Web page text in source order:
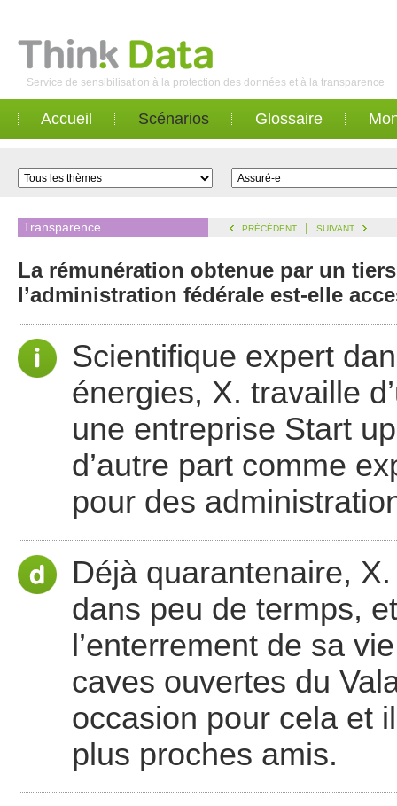
Service de sensibilisation à la protection des données et à la transparence
Accueil Scénarios Glossaire
Transparence PRÉCÉDENT | SUIVANT
La rémunération obtenue par un
l’administration fédérale est-elle
Scientifique expert
énergies, X. travaille
une entreprise Start
d’autre part comme
pour des
Déjà quarantenaire,
dans peu de termps,
l’enterrement de sa
caves ouvertes du
occasion pour cela et
plus proches amis.